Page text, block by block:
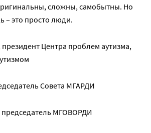
сложны, самобытны. Но
– это просто люди.
Центра проблем аутизма,
Совета МГАРДИ
председатель МГОВОРДИ